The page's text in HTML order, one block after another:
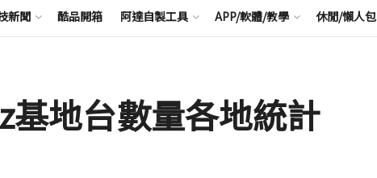
新聞 酷品開箱 阿達自製工具 APP/軟體/教學 休閒/懶人包
基地台數量各地統計